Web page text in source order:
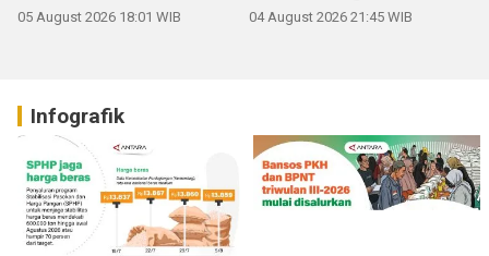
05 August 2026 18:01 WIB 04 August 2026 21:45 WIB
Infografik